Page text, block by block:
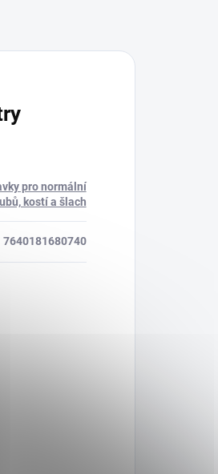
pro normální
kostí a šlach
7640181680740